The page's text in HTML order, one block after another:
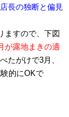
長の独断と偏見
ますので、下図
が露地まきの適
たがけで3月、
的にOKで